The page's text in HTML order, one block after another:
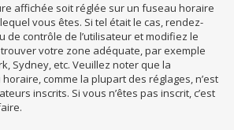
affichée soit réglée sur un fuseau horaire
vous êtes. Si tel était le cas, rendez-
de contrôle de l’utilisateur et modifiez le
votre zone adéquate, par exemple
Sydney, etc. Veuillez noter que la
comme la plupart des réglages, n’est
inscrits. Si vous n’êtes pas inscrit, c’est